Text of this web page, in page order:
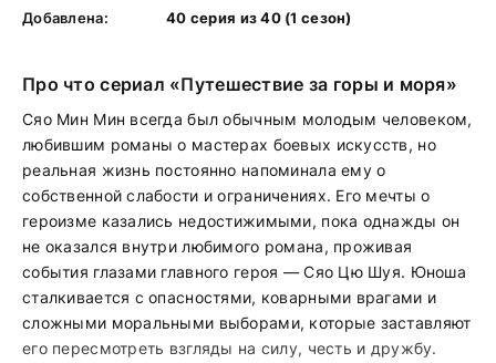
Добавлена:
40 серия из 40 (1 сезон)
Про что сериал «Путешествие за горы и моря»
Сяо Мин Мин всегда был обычным молодым человеком,
любившим романы о мастерах боевых искусств, но
реальная жизнь постоянно напоминала ему о
собственной слабости и ограничениях. Его мечты о
героизме казались недостижимыми, пока однажды он
не оказался внутри любимого романа, проживая
события глазами главного героя — Сяо Цю Шуя. Юноша
сталкивается с опасностями, коварными врагами и
сложными моральными выборами, которые заставляют
его пересмотреть взгляды на силу, честь и дружбу.